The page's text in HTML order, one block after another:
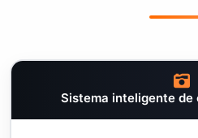
Sistema inteligente